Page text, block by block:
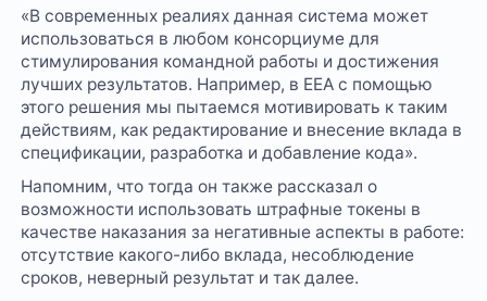
«В современных реалиях данная система может
использоваться в любом консорциуме для
стимулирования командной работы и достижения
лучших результатов. Например, в EEA с помощью
этого решения мы пытаемся мотивировать к таким
действиям, как редактирование и внесение вклада в
спецификации, разработка и добавление кода».
Напомним, что тогда он также рассказал о
возможности использовать штрафные токены в
качестве наказания за негативные аспекты в работе:
отсутствие какого-либо вклада, несоблюдение
сроков, неверный результат и так далее.